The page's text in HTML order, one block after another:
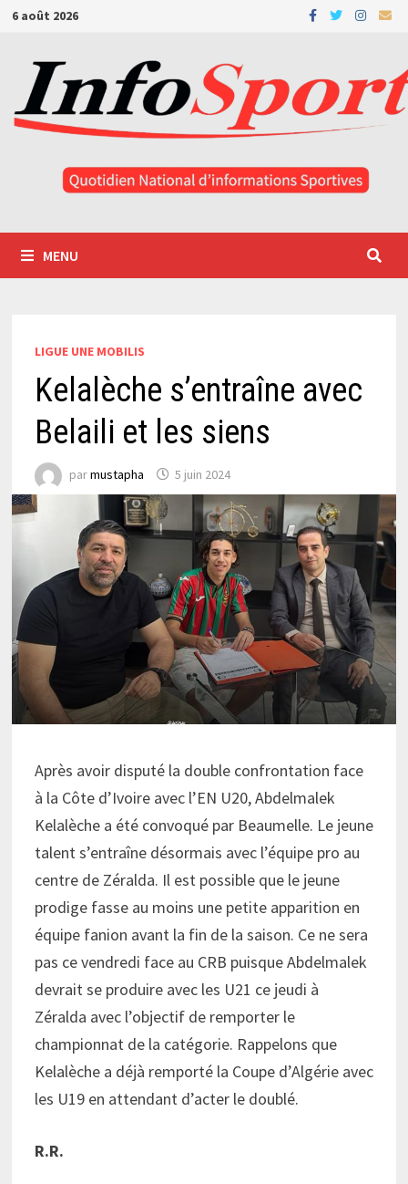
Passer
contenu
6 août 2026
MENU
LIGUE UNE MOBILIS
Kelalèche s’entraîne avec
Belaili et les siens
parmustapha 5 juin 2024
Après avoir disputé la double confrontation face
à la Côte d’Ivoire avec l’EN U20, Abdelmalek
Kelalèche a été convoqué par Beaumelle. Le jeune
talent s’entraîne désormais avec l’équipe pro au
centre de Zéralda. Il est possible que le jeune
prodige fasse au moins une petite apparition en
équipe fanion avant la fin de la saison. Ce ne sera
pas ce vendredi face au CRB puisque Abdelmalek
devrait se produire avec les U21 ce jeudi à
Zéralda avec l’objectif de remporter le
championnat de la catégorie. Rappelons que
Kelalèche a déjà remporté la Coupe d’Algérie avec
les U19 en attendant d’acter le doublé.
R.R.